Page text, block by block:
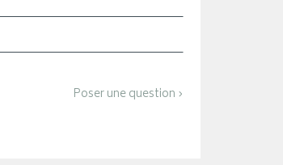
Poser une question ›